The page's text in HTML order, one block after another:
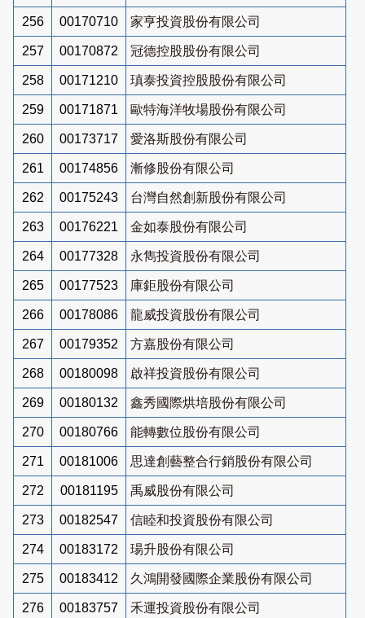
256 00170710 家亨投資股份有限公司
257 00170872 冠德控股股份有限公司
258 00171210 瑱泰投資控股股份有限公司
259 00171871 歐特海洋牧場股份有限公司
260 00173717 愛洛斯股份有限公司
261 00174856 漸修股份有限公司
262 00175243 台灣自然創新股份有限公司
263 00176221 金如泰股份有限公司
264 00177328 永雋投資股份有限公司
265 00177523 庫鉅股份有限公司
266 00178086 龍威投資股份有限公司
267 00179352 方嘉股份有限公司
268 00180098 啟祥投資股份有限公司
269 00180132 鑫秀國際烘培股份有限公司
270 00180766 能轉數位股份有限公司
271 00181006 思達創藝整合行銷股份有限公司
272 00181195 禹威股份有限公司
273 00182547 信睦和投資股份有限公司
274 00183172 瑒升股份有限公司
275 00183412 久鴻開發國際企業股份有限公司
276 00183757 禾運投資股份有限公司